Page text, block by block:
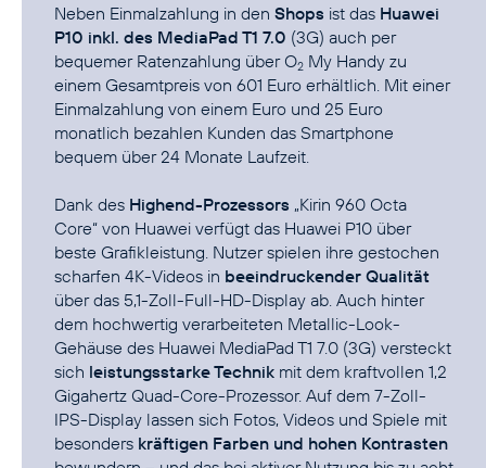
Neben Einmalzahlung in den Shops ist das Huawei
P10 inkl. des MediaPad T1 7.0 (3G) auch per
bequemer Ratenzahlung überO2 My Handy zu
einem Gesamtpreis von 601 Euro erhältlich. Mit einer
Einmalzahlung von einem Euro und 25 Euro
monatlich bezahlen Kunden das Smartphone
bequem über 24 Monate Laufzeit.
Dank des Highend-Prozessors „Kirin 960 Octa
Core“ von Huawei verfügt das Huawei P10 über
beste Grafikleistung. Nutzer spielen ihre gestochen
scharfen 4K-Videos in beeindruckender Qualität
über das 5,1-Zoll-Full-HD-Display ab. Auch hinter
dem hochwertig verarbeiteten Metallic-Look-
Gehäuse des Huawei MediaPad T1 7.0 (3G) versteckt
sich leistungsstarke Technik mit dem kraftvollen 1,2
Gigahertz Quad-Core-Prozessor. Auf dem 7-Zoll-
IPS-Display lassen sich Fotos, Videos und Spiele mit
besonders kräftigen Farben und hohen Kontrasten